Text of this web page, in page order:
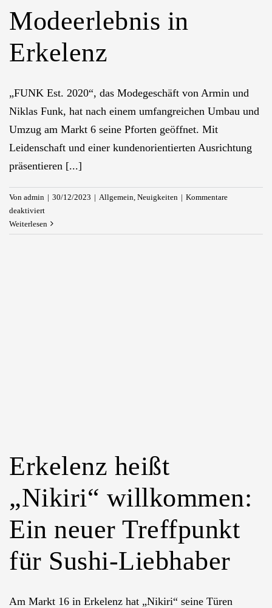
Modeerlebnis in
Erkelenz
„FUNK Est. 2020“, das Modegeschäft von Armin und
Niklas Funk, hat nach einem umfangreichen Umbau und
Umzug am Markt 6 seine Pforten geöffnet. Mit
Leidenschaft und einer kundenorientierten Ausrichtung
präsentieren [...]
Von admin | 30/12/2023 | Allgemein Neuigkeiten | Kommentare
deaktiviertfür
„FUNK
Est.
Weiterlesen
Erkelenz heißt
„Nikiri“ willkommen:
Ein neuer Treffpunkt
für Sushi-Liebhaber
Am Markt 16 in Erkelenz hat „Nikiri“ seine Türen